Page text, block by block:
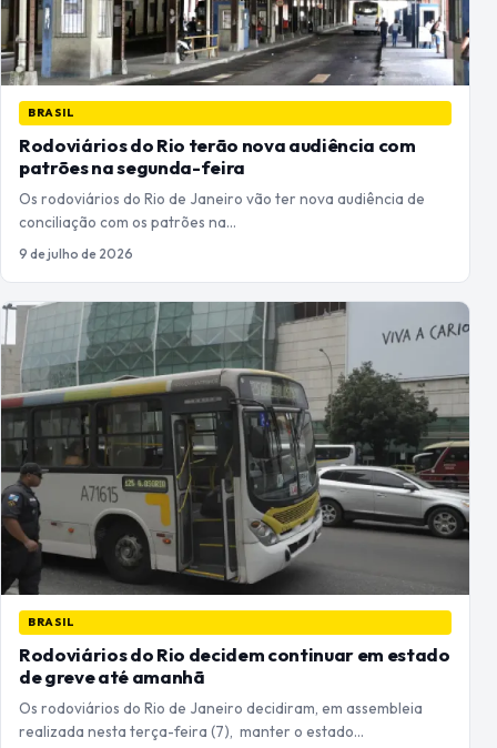
BRASIL
Rodoviários do Rio terão nova audiência com
patrões na segunda-feira
Os rodoviários do Rio de Janeiro vão ter nova audiência de
conciliação com os patrões na…
9 de julho de 2026
BRASIL
Rodoviários do Rio decidem continuar em estado
de greve até amanhã
Os rodoviários do Rio de Janeiro decidiram, em assembleia
realizada nesta terça-feira (7), manter o estado…